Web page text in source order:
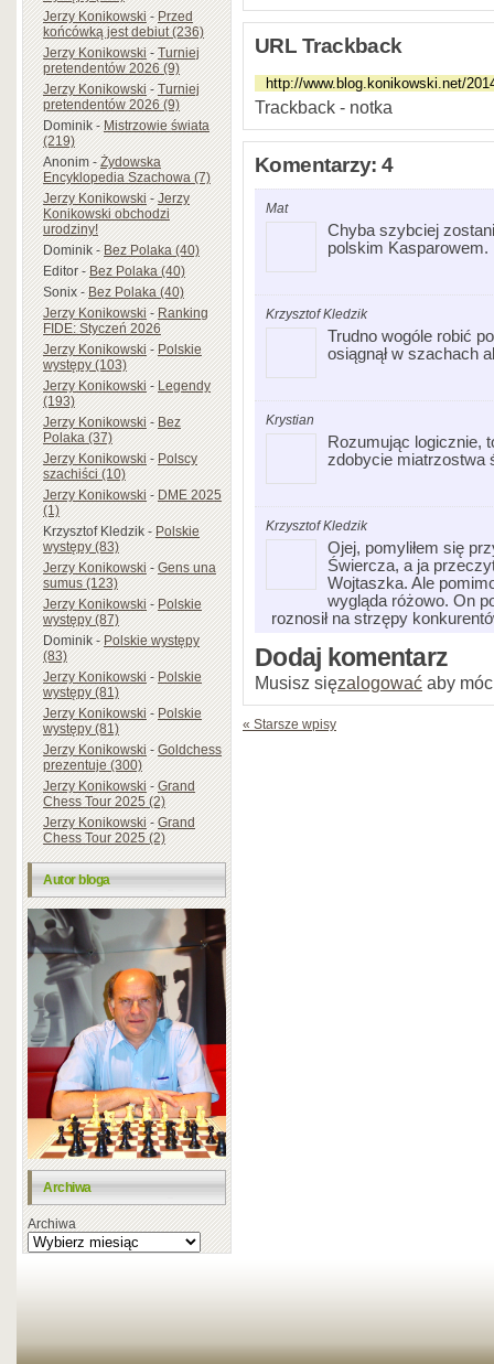
Jerzy Konikowski-Przed
końcówką jest debiut (236)
Jerzy Konikowski-Turniej
pretendentów 2026 (9)
Jerzy Konikowski-Turniej
pretendentów 2026 (9)
Dominik-Mistrzowie świata
(219)
Anonim-Żydowska
Encyklopedia Szachowa (7)
Jerzy Konikowski-Jerzy
Konikowski obchodzi
urodziny!
Dominik-Bez Polaka (40)
Editor-Bez Polaka (40)
Sonix-Bez Polaka (40)
Jerzy Konikowski-Ranking
FIDE: Styczeń 2026
Jerzy Konikowski-Polskie
występy (103)
Jerzy Konikowski-Legendy
(193)
Jerzy Konikowski-Bez
Polaka (37)
Jerzy Konikowski-Polscy
szachiści (10)
Jerzy Konikowski-DME 2025
(1)
Krzysztof Kledzik-Polskie
występy (83)
Jerzy Konikowski-Gens una
sumus (123)
Jerzy Konikowski-Polskie
występy (87)
Dominik-Polskie występy
(83)
Jerzy Konikowski-Polskie
występy (81)
Jerzy Konikowski-Polskie
występy (81)
Jerzy Konikowski-Goldchess
prezentuje (300)
Jerzy Konikowski-Grand
Chess Tour 2025 (2)
Jerzy Konikowski-Grand
Chess Tour 2025 (2)
Autor bloga
Archiwa
Archiwa
URL Trackback
Trackback - notka
Komentarzy: 4
Mat
Chyba szybciej
polskim Kasparowem.
Krzysztof Kledzik
Trudno wogóle robić
osiągnął w szachach
Krystian
Rozumując logicznie,
zdobycie miatrzostwa
Krzysztof Kledzik
Ojej, pomyliłem się
Świercza, a ja
Wojtaszka. Ale
wygląda różowo. On
roznosił na strzępy
Dodaj komentarz
Musisz sięzalogować aby
« Starsze wpisy